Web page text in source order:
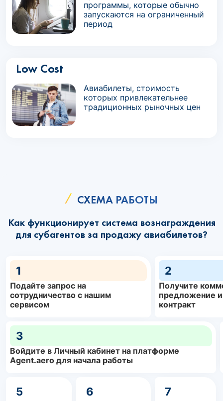
программы, которые обычно
запускаются на ограниченный
период
Low Cost
Авиабилеты, стоимость
которых привлекательнее
традиционных рыночных цен
СХЕМА РАБОТЫ
Как функционирует система вознаграждения
для субагентов за продажу авиабилетов?
1
Подайте запрос на
сотрудничество с нашим
сервисом
2
Получите
предложение
контракт
3
Войдите в Личный кабинет на платформе
Agent.aero для начала работы
5 6 7